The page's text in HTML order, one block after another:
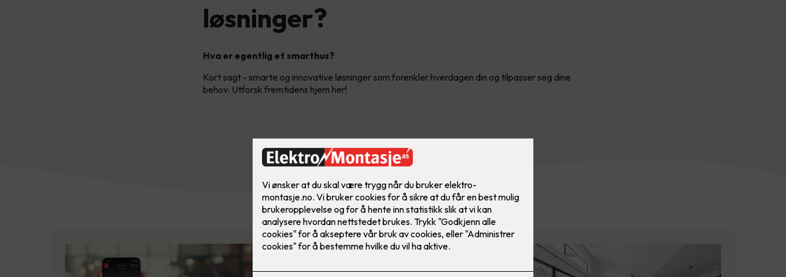
løsninger?
Hva er egentlig et smarthus?
Kort sagt - smarte og innovative løsninger som forenkler hverdagen din og tilpasser seg dine
behov. Utforsk fremtidens hjem her!